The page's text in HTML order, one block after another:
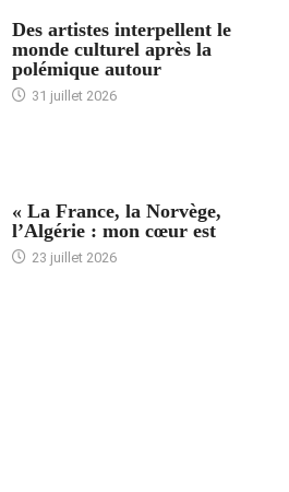
Des artistes interpellent le
monde culturel après la
polémique autour
31 juillet 2026
« La France, la Norvège,
l’Algérie : mon cœur est
23 juillet 2026